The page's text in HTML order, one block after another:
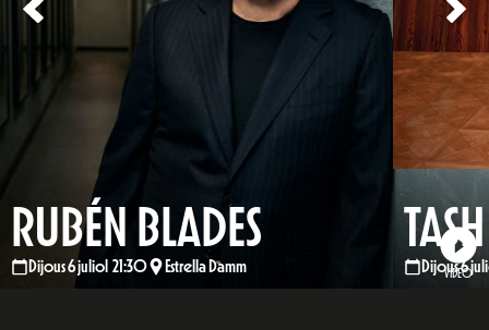
RUBÉN BLADES
Dijous 6 juliol 21:30 Estrella Damm VÍDEO
Dijous 6